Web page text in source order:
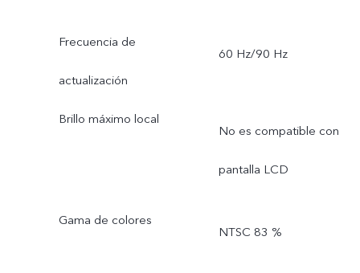
Frecuencia de
actualización
60 Hz/90 Hz
Brillo máximo local
No es compatible con
pantalla LCD
Gama de colores
NTSC 83 %